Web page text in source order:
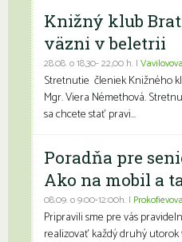
Knižný klub
väzni v beletrii
28.08. o 18,30- 22,00 h. |
Stretnutie členiek Knižného
Mgr. Viera Némethová.
sa chcete stať pravi...
Poradňa pre
Ako na mobil a
08.09. o 9:00-12:00h. |
Pripravili sme pre vás
realizovať každý druhý utorok